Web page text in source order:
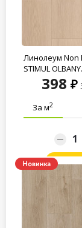
Линолеум Non
STIMUL
398
За м2